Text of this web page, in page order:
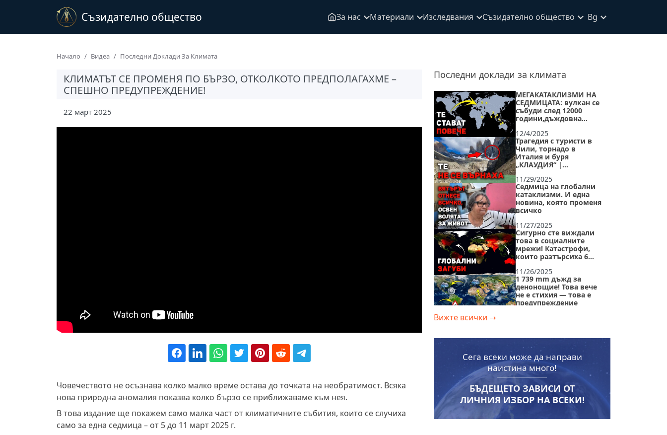
Съзидателно общество За нас Материали Изследвания Съзидателно общество Bg
Начало Видеа Последни Доклади За Климата
КЛИМАТЪТ СЕ ПРОМЕНЯ ПО БЪРЗО, ОТКОЛКОТО ПРЕДПОЛАГАХМЕ –
СПЕШНО ПРЕДУПРЕЖДЕНИЕ!
22 март 2025
Човечеството не осъзнава колко малко време остава до точката на необратимост. Всяка
нова природна аномалия показва колко бързо се приближаваме към нея.
В това издание ще покажем само малка част от климатичните събития, които се случиха
само за една седмица – от 5 до 11 март 2025 г.
Последни доклади за климата
МЕГАКАТАКЛИЗМИ НА
СЕДМИЦАТА: вулкан се
събуди след 12000
години,дъждовна
ноември
12/4/2025
Трагедия с туристи в
Чили, торнадо в
Италия и буря
„КЛАУДИЯ“ |
през тази седмица
11/29/2025
Седмица на глобални
катаклизми. И една
новина, която променя
всичко
11/27/2025
Сигурно сте виждали
това в социалните
мрежи! Катастрофи,
които разтърсиха 6
11/26/2025
1 739 mm дъжд за
денонощие! Това вече
не е стихия — това е
предупреждение
планетата се случва
нещо страшно
11/14/2025
Аномалии, които не
трябва да съществуват.
Какво се случва с
океана?
Скритата връзка между
Вижте всички →
Сега всеки може да направи
наистина много!
БЪДЕЩЕТО ЗАВИСИ ОТ
ЛИЧНИЯ ИЗБОР НА ВСЕКИ!